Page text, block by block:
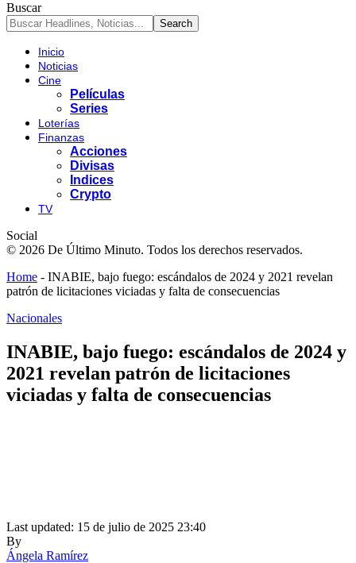
Buscar
Inicio
Noticias
Cine
Películas
Series
Loterías
Finanzas
Acciones
Divisas
Indices
Crypto
TV
Social
© 2026 De Último Minuto. Todos los derechos reservados.
Home - INABIE, bajo fuego: escándalos de 2024 y 2021 revelan
patrón de licitaciones viciadas y falta de consecuencias
Nacionales
INABIE, bajo fuego: escándalos de 2024 y
2021 revelan patrón de licitaciones
viciadas y falta de consecuencias
Last updated: 15 de julio de 2025 23:40
By
Ángela Ramírez